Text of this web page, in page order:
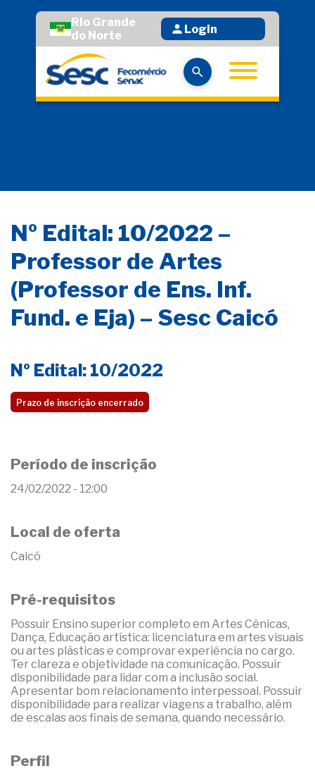
Rio Grande
do Norte
Login
Nº Edital: 10/2022 –
Professor de Artes
(Professor de Ens. Inf.
Fund. e Eja) – Sesc Caicó
Nº Edital: 10/2022
Prazo de inscrição encerrado
Período de inscrição
24/02/2022 - 12:00
Local de oferta
Caicó
Pré-requisitos
Possuir Ensino superior completo em Artes Cênicas,
Dança, Educação artística: licenciatura em artes visuais
ou artes plásticas e comprovar experiência no cargo.
Ter clareza e objetividade na comunicação. Possuir
disponibilidade para lidar com a inclusão social.
Apresentar bom relacionamento interpessoal. Possuir
disponibilidade para realizar viagens a trabalho, além
de escalas aos finais de semana, quando necessário.
Perfil